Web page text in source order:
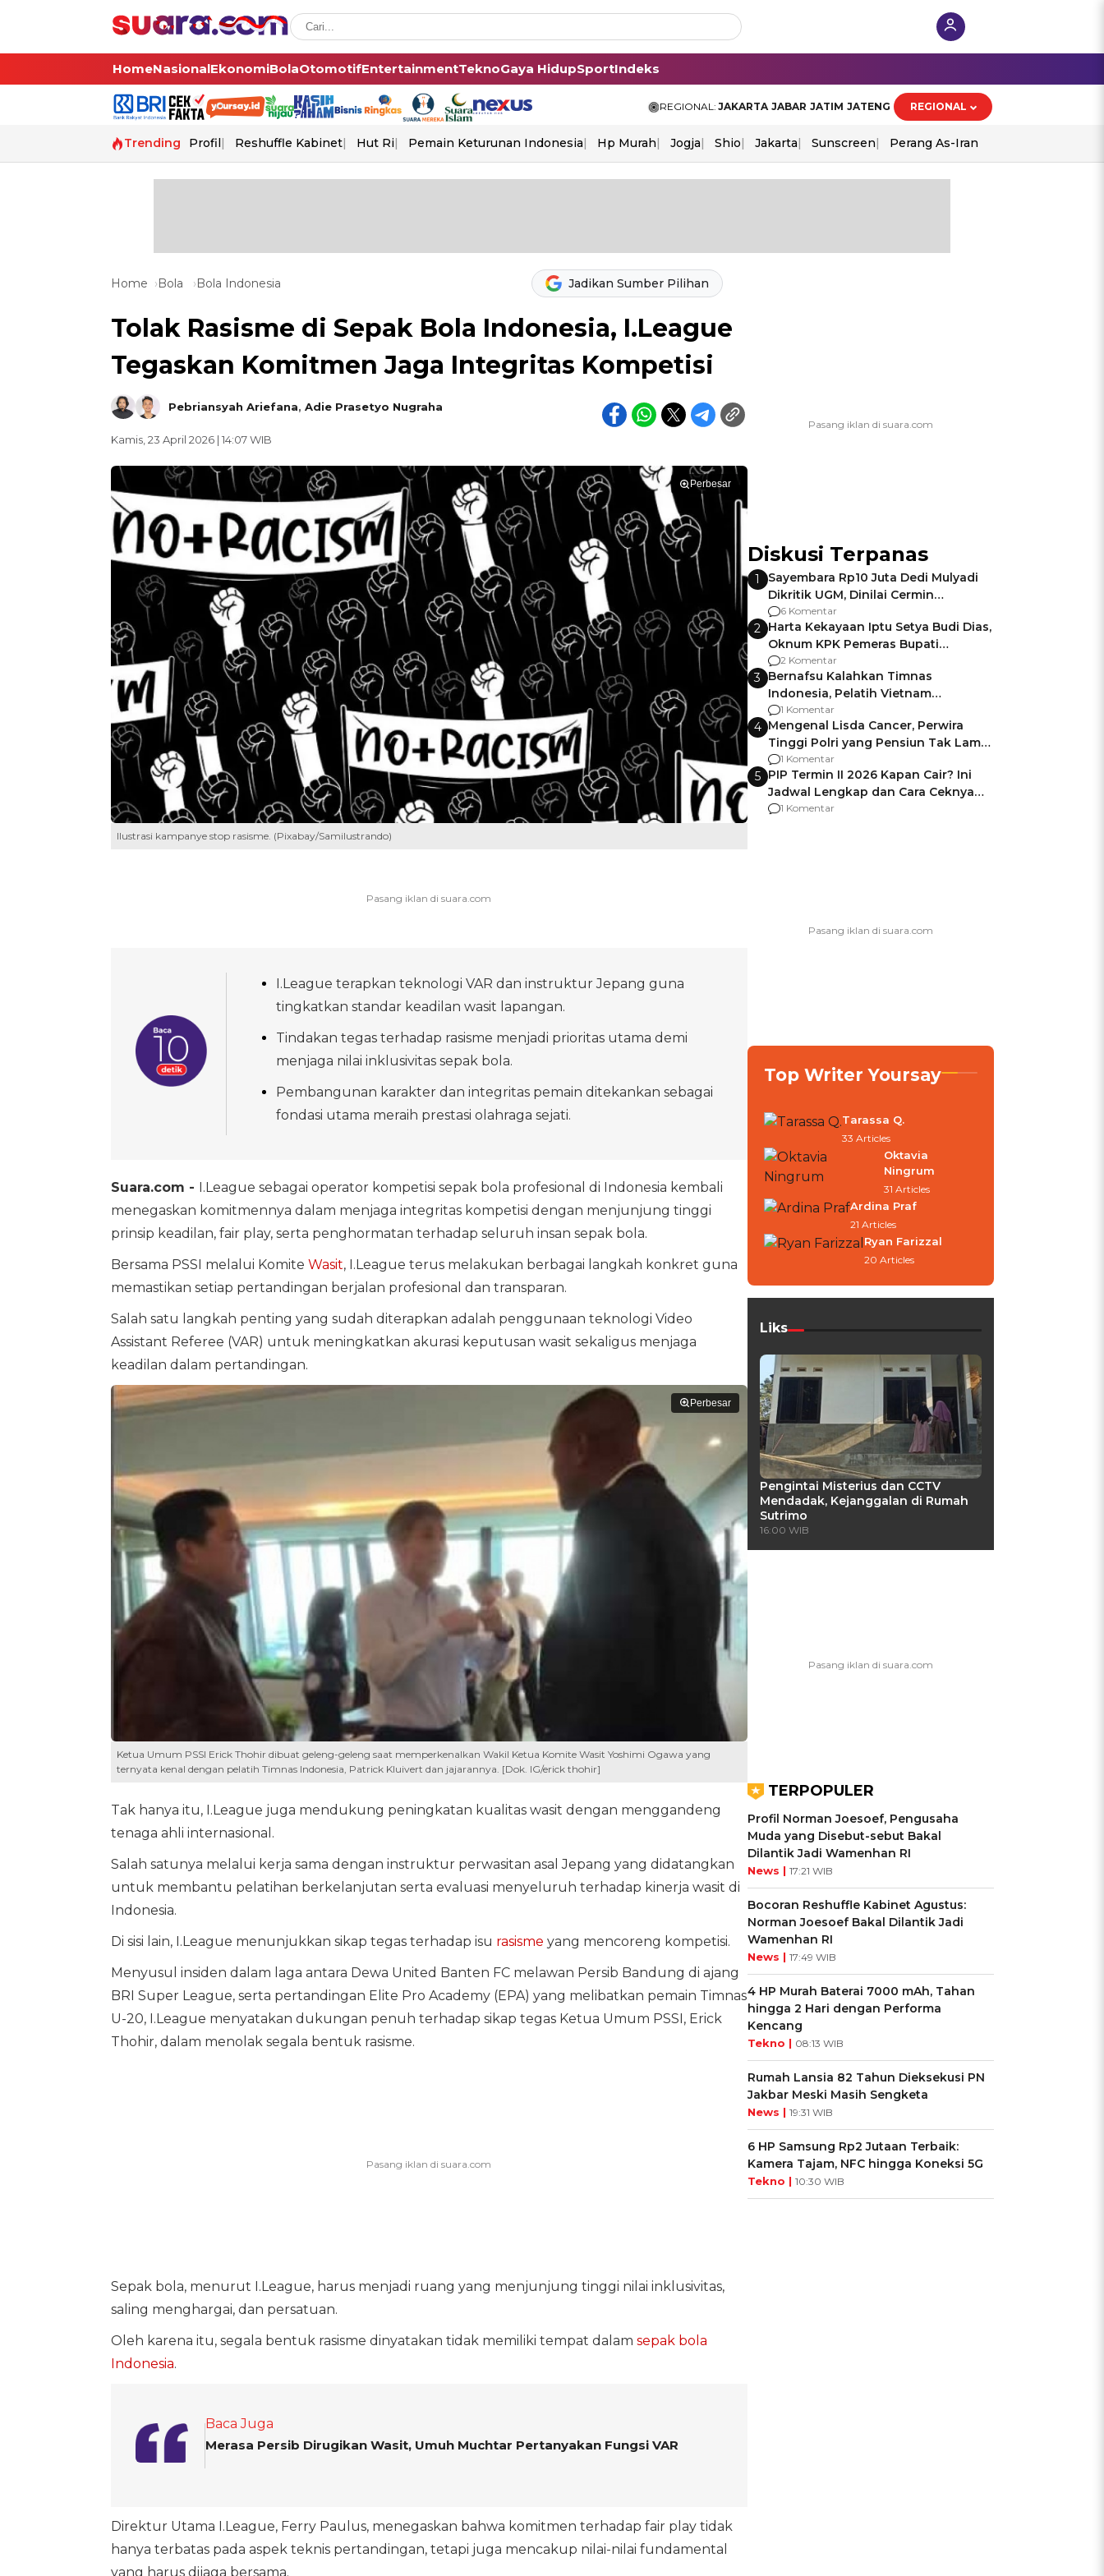
HomeNasionalEkonomiBolaOtomotifEntertainmentTeknoGaya HidupSportIndeks
REGIONAL: JAKARTA JABAR JATIM JATENG REGIONAL
Trending Profil Reshuffle Kabinet Hut Ri Pemain Keturunan Indonesia Hp Murah Jogja Shio Jakarta Sunscreen Perang As-Iran
Home Bola Bola Indonesia Jadikan Sumber Pilihan
Tolak Rasisme di Sepak Bola Indonesia, I.League
Tegaskan Komitmen Jaga Integritas Kompetisi
Pebriansyah Ariefana, Adie Prasetyo Nugraha
Kamis, 23 April 2026 | 14:07 WIB
Perbesar
Ilustrasi kampanye stop rasisme. (Pixabay/Samilustrando)
I.League terapkan teknologi VAR dan instruktur Jepang guna
tingkatkan standar keadilan wasit lapangan.
Tindakan tegas terhadap rasisme menjadi prioritas utama demi
menjaga nilai inklusivitas sepak bola.
Pembangunan karakter dan integritas pemain ditekankan sebagai
fondasi utama meraih prestasi olahraga sejati.
Suara.com - I.League sebagai operator kompetisi sepak bola profesional di Indonesia kembali
menegaskan komitmennya dalam menjaga integritas kompetisi dengan menjunjung tinggi
prinsip keadilan, fair play, serta penghormatan terhadap seluruh insan sepak bola.
Bersama PSSI melalui Komite Wasit, I.League terus melakukan berbagai langkah konkret guna
memastikan setiap pertandingan berjalan profesional dan transparan.
Salah satu langkah penting yang sudah diterapkan adalah penggunaan teknologi Video
Assistant Referee (VAR) untuk meningkatkan akurasi keputusan wasit sekaligus menjaga
keadilan dalam pertandingan.
Perbesar
Ketua Umum PSSI Erick Thohir dibuat geleng-geleng saat memperkenalkan Wakil Ketua Komite Wasit Yoshimi Ogawa yang
ternyata kenal dengan pelatih Timnas Indonesia, Patrick Kluivert dan jajarannya. [Dok. IG/erick thohir]
Tak hanya itu, I.League juga mendukung peningkatan kualitas wasit dengan menggandeng
tenaga ahli internasional.
Salah satunya melalui kerja sama dengan instruktur perwasitan asal Jepang yang didatangkan
untuk membantu pelatihan berkelanjutan serta evaluasi menyeluruh terhadap kinerja wasit di
Indonesia.
Di sisi lain, I.League menunjukkan sikap tegas terhadap isu rasisme yang mencoreng kompetisi.
Menyusul insiden dalam laga antara Dewa United Banten FC melawan Persib Bandung di ajang
BRI Super League, serta pertandingan Elite Pro Academy (EPA) yang melibatkan pemain Timnas
U-20, I.League menyatakan dukungan penuh terhadap sikap tegas Ketua Umum PSSI, Erick
Thohir, dalam menolak segala bentuk rasisme.
Sepak bola, menurut I.League, harus menjadi ruang yang menjunjung tinggi nilai inklusivitas,
saling menghargai, dan persatuan.
Oleh karena itu, segala bentuk rasisme dinyatakan tidak memiliki tempat dalam sepak bola
Indonesia.
Baca Juga
Merasa Persib Dirugikan Wasit, Umuh Muchtar Pertanyakan Fungsi VAR
Direktur Utama I.League, Ferry Paulus, menegaskan bahwa komitmen terhadap fair play tidak
hanya terbatas pada aspek teknis pertandingan, tetapi juga mencakup nilai-nilai fundamental
yang harus dijaga bersama.
Diskusi Terpanas
1
Sayembara Rp10 Juta Dedi Mulyadi
Dikritik UGM, Dinilai Cermin
Gagalnya Negara Jamin Keamanan
6 Komentar
2 Harta Kekayaan Iptu Setya Budi Dias,
Oknum KPK Pemeras Bupati
Pemalang
2 Komentar
3 Bernafsu Kalahkan Timnas
Indonesia, Pelatih Vietnam
Berencana Pakai Jimat di Pakansari
1 Komentar
4 Mengenal Lisda Cancer, Perwira
Tinggi Polri yang Pensiun Tak Lama
Usai Jadi Brigjen
1 Komentar
5 PIP Termin II 2026 Kapan Cair? Ini
Jadwal Lengkap dan Cara Ceknya
agar Dana Tidak Hangus!
1 Komentar
Top Writer Yoursay
Tarassa Q.
33 Articles
Oktavia
Ningrum
31 Articles
Ardina Praf
21 Articles
Ryan Farizzal
20 Articles
Liks
Pengintai Misterius dan CCTV
Mendadak, Kejanggalan di Rumah
Sutrimo
16:00 WIB
TERPOPULER
Profil Norman Joesoef, Pengusaha
Muda yang Disebut-sebut Bakal
Dilantik Jadi Wamenhan RI
News | 17:21 WIB
Bocoran Reshuffle Kabinet Agustus:
Norman Joesoef Bakal Dilantik Jadi
Wamenhan RI
News | 17:49 WIB
4 HP Murah Baterai 7000 mAh, Tahan
hingga 2 Hari dengan Performa
Kencang
Tekno | 08:13 WIB
Rumah Lansia 82 Tahun Dieksekusi PN
Jakbar Meski Masih Sengketa
News | 19:31 WIB
6 HP Samsung Rp2 Jutaan Terbaik:
Kamera Tajam, NFC hingga Koneksi 5G
Tekno | 10:30 WIB